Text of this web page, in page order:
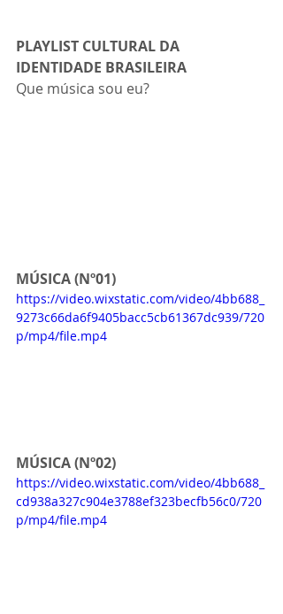
PLAYLIST CULTURAL DA
IDENTIDADE BRASILEIRA
Que música sou eu?
MÚSICA (Nº01)
https://video.wixstatic.com/video/4bb688_
9273c66da6f9405bacc5cb61367dc939/720
p/mp4/file.mp4
MÚSICA (Nº02)
https://video.wixstatic.com/video/4bb688_
cd938a327c904e3788ef323becfb56c0/720
p/mp4/file.mp4